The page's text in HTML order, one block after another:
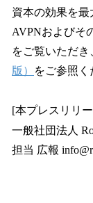
資本の効果を最
AVPNおよびそ
をご覧いただき
版）
をご参照く
[本プレスリリ
一般社団法人
担当 広報